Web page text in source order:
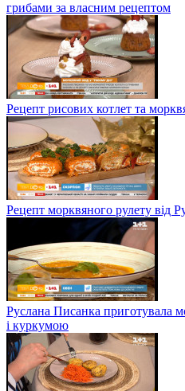
грибами за власним рецептом
Рецепт рисових котлет та
Рецепт морквяного рулету від
Руслана Писанка приготувала
і куркумою